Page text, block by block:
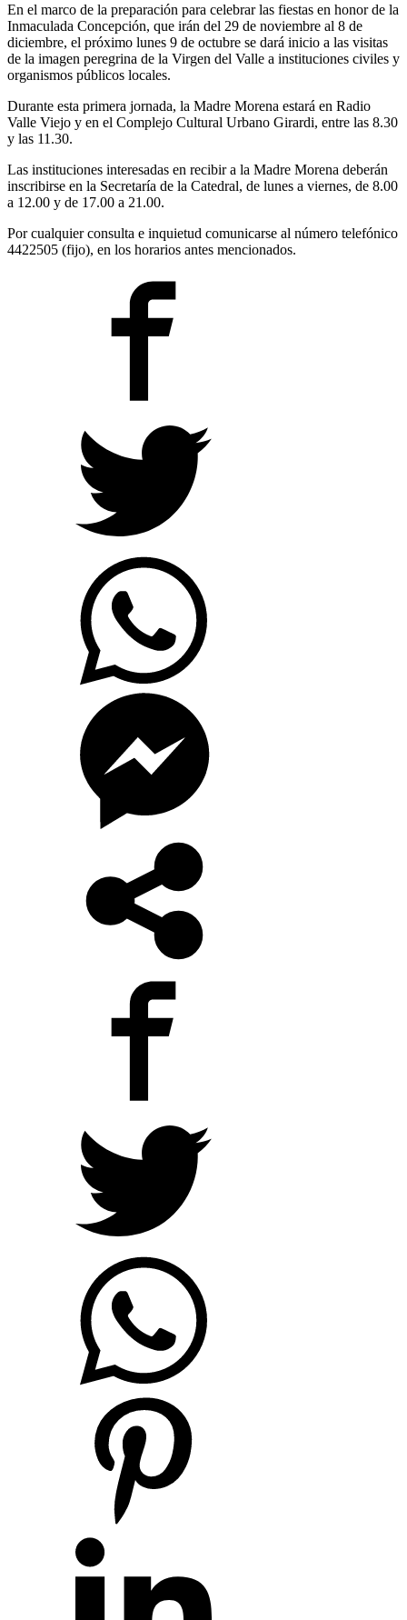
En el marco de la preparación para celebrar las fiestas en honor de la
Inmaculada Concepción, que irán del 29 de noviembre al 8 de
diciembre, el próximo lunes 9 de octubre se dará inicio a las visitas
de la imagen peregrina de la Virgen del Valle a instituciones civiles y
organismos públicos locales.
Durante esta primera jornada, la Madre Morena estará en Radio
Valle Viejo y en el Complejo Cultural Urbano Girardi, entre las 8.30
y las 11.30.
Las instituciones interesadas en recibir a la Madre Morena deberán
inscribirse en la Secretaría de la Catedral, de lunes a viernes, de 8.00
a 12.00 y de 17.00 a 21.00.
Por cualquier consulta e inquietud comunicarse al número telefónico
4422505 (fijo), en los horarios antes mencionados.